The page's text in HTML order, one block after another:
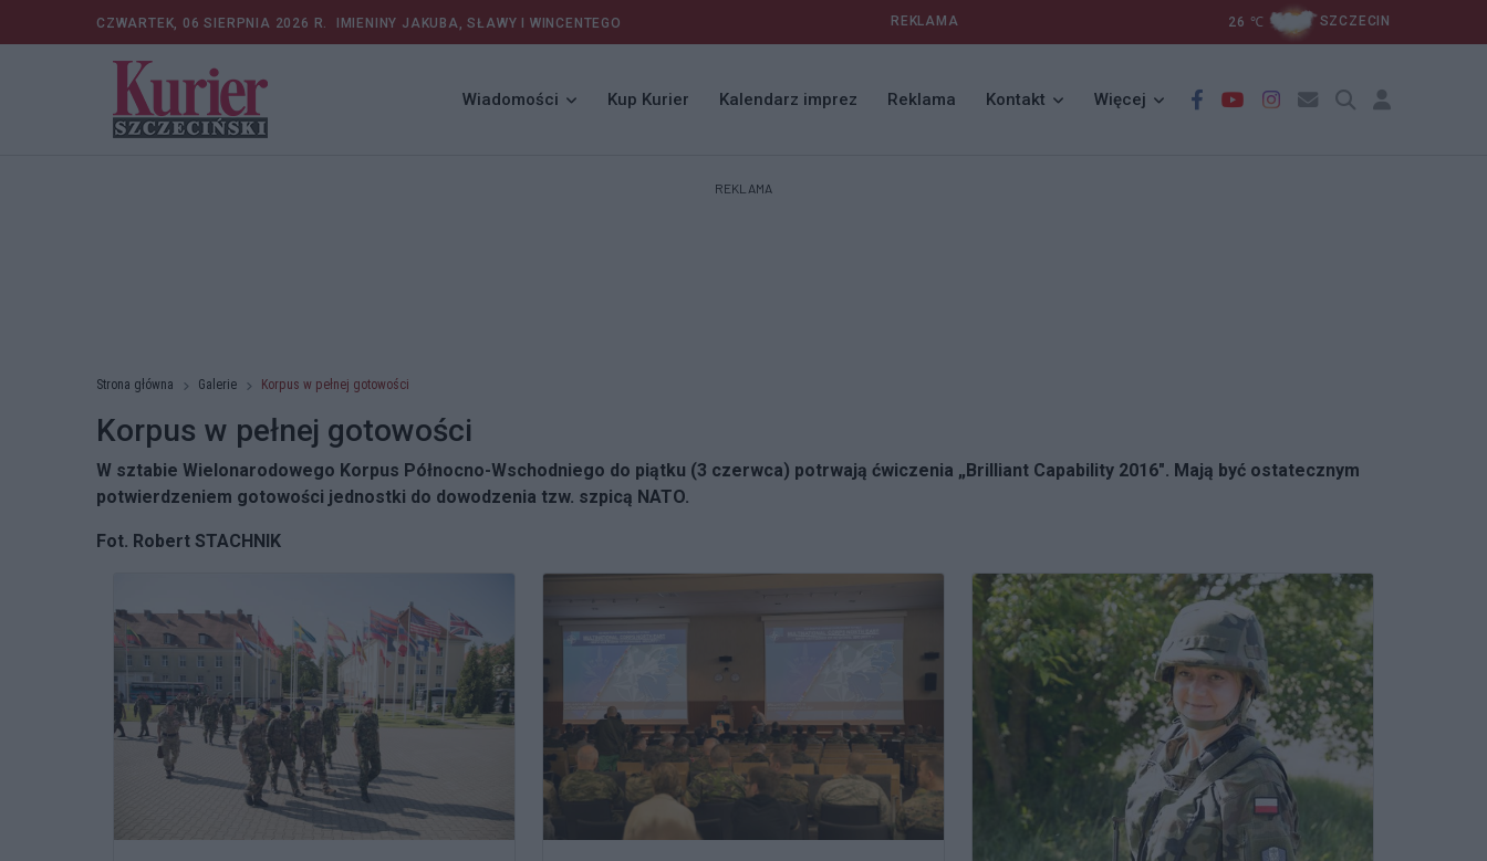
CZWARTEK, 06 SIERPNIA 2026 R. IMIENINY JAKUBA, SŁAWY I WINCENTEGO REKLAMA 26 ℃ SZCZECIN
Wiadomości Kup Kurier Kalendarz imprez Reklama Kontakt Więcej
REKLAMA
Strona główna Galerie Korpus w pełnej gotowości
Korpus w pełnej gotowości
W sztabie Wielonarodowego Korpus Północno-Wschodniego do piątku (3 czerwca) potrwają ćwiczenia „Brilliant Capability 2016". Mają być ostatecznym
potwierdzeniem gotowości jednostki do dowodzenia tzw. szpicą NATO.
Fot. Robert STACHNIK